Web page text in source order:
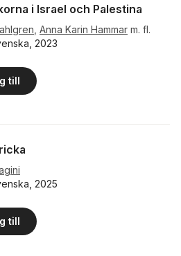
i Israel och Palestina
Anna Karin Hammar m. fl.
2023
till
2025
till